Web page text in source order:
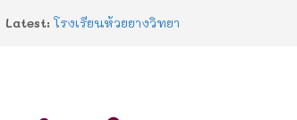
Latest: โรงเรียนห้วยยางวิทยา